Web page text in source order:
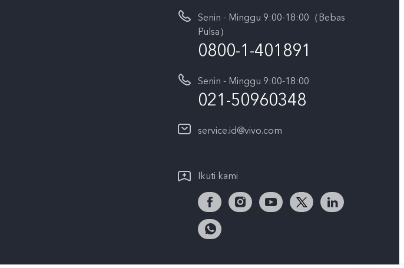
Senin - Minggu 9:00-18:00（Bebas
Pulsa）
0800-1-401891
Senin - Minggu 9:00-18:00
021-50960348
service.id@vivo.com
Ikuti kami